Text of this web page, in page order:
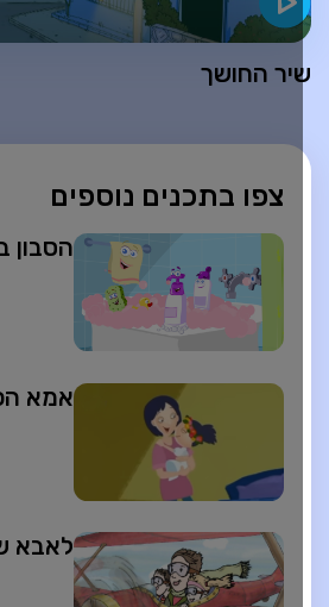
צפו בתכנים נוספים
הסבון
אמא
לאבא
החושך